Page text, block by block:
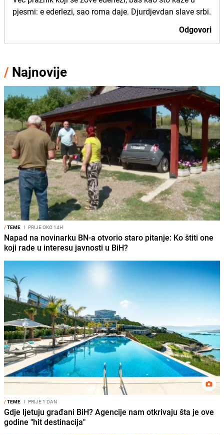
pjesmi: e ederlezi, sao roma daje. Djurdjevdan slave srbi.
Odgovori
/ Najnovije
/TEME I PRIJE OKO 14H
Napad na novinarku BN-a otvorio staro pitanje: Ko štiti one
koji rade u interesu javnosti u BiH?
/TEME I PRIJE 1 DAN
Gdje ljetuju građani BiH? Agencije nam otkrivaju šta je ove
godine "hit destinacija"